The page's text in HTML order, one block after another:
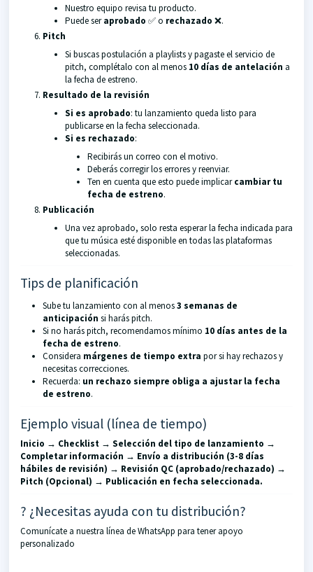
Nuestro equipo revisa tu producto.
Puede seraprobado ✅ o rechazado ❌.
Pitch
Si buscas postulación a playlists y pagaste el servicio de
pitch, complétalo con al menos 10 días de antelación a
la fecha de estreno.
Resultado de la revisión
Si es aprobado: tu lanzamiento queda listo para
publicarse en la fecha seleccionada.
Si es rechazado:
Recibirás un correo con el motivo.
Deberás corregir los errores y reenviar.
Ten en cuenta que esto puede implicarcambiar tu
fecha de estreno.
Publicación
Una vez aprobado, solo resta esperar la fecha indicada para
que tu música esté disponible en todas las plataformas
seleccionadas.
Tips de planificación
Sube tu lanzamiento con al menos3 semanas de
anticipación si harás pitch.
Si no harás pitch, recomendamos mínimo 10 días antes de la
fecha de estreno.
Considera márgenes de tiempo extra por si hay rechazos y
necesitas correcciones.
Recuerda: un rechazo siempre obliga a ajustar la fecha
de estreno.
Ejemplo visual (línea de tiempo)
Inicio → Checklist → Selección del tipo de lanzamiento →
Completar información → Envío a distribución (3-8 días
hábiles de revisión) → Revisión QC (aprobado/rechazado) →
Pitch (Opcional) → Publicación en fecha seleccionada.
? ¿Necesitas ayuda con tu distribución?
Comunícate a nuestra línea deWhatsApp para tener apoyo
personalizado